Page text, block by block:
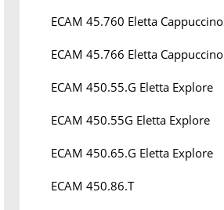
ECAM 45.760 Eletta Cappuccino
ECAM 45.766 Eletta Cappuccino
ECAM 450.55.G Eletta Explore
ECAM 450.55G Eletta Explore
ECAM 450.65.G Eletta Explore
ECAM 450.86.T